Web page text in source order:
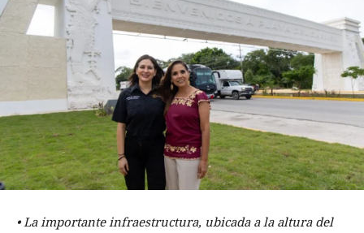
•⁠ ⁠La importante infraestructura, ubicada a la altura del